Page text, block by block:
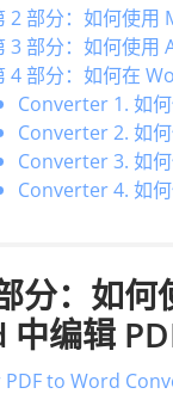
2 部分：如何使
3 部分：如何使用
4 部分：如何在
Converter 1. 如
Converter 2. 如
Converter 3. 如
Converter 4. 如
分：如
编辑
to Word